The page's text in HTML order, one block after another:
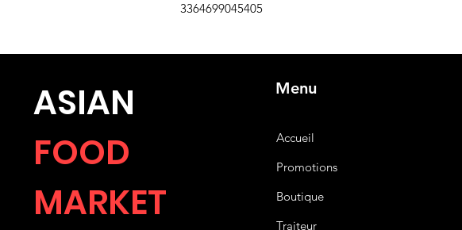
3364699045405
ASIAN
FOOD
MARKET
Menu
Accueil
Promotions
Boutique
Traiteur